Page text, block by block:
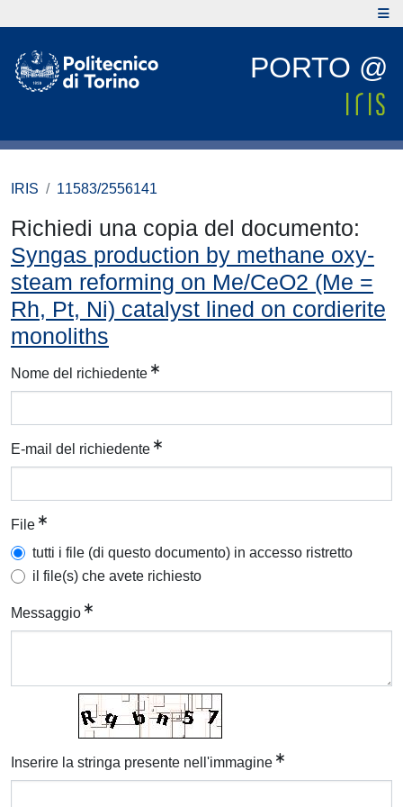
PORTO @
IRIS 11583/2556141
Richiedi una copia del documento:
Syngas production by methane oxy-
steam reforming on Me/CeO2 (Me =
Rh, Pt, Ni) catalyst lined on cordierite
monoliths
Nome del richiedente
E-mail del richiedente
File
tutti i file (di questo documento) in accesso ristretto
il file(s) che avete richiesto
Messaggio
Inserire la stringa presente nell'immagine